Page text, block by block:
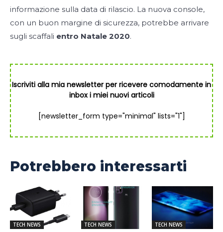
informazione sulla data di rilascio. La nuova console,
con un buon margine di sicurezza, potrebbe arrivare
sugli scaffali entro Natale 2020.
Iscriviti alla mia newsletter per ricevere comodamente in
inbox i miei nuovi articoli
[newsletter_form type="minimal" lists="1"]
Potrebbero interessarti
TECH NEWS TECH NEWS TECH NEWS